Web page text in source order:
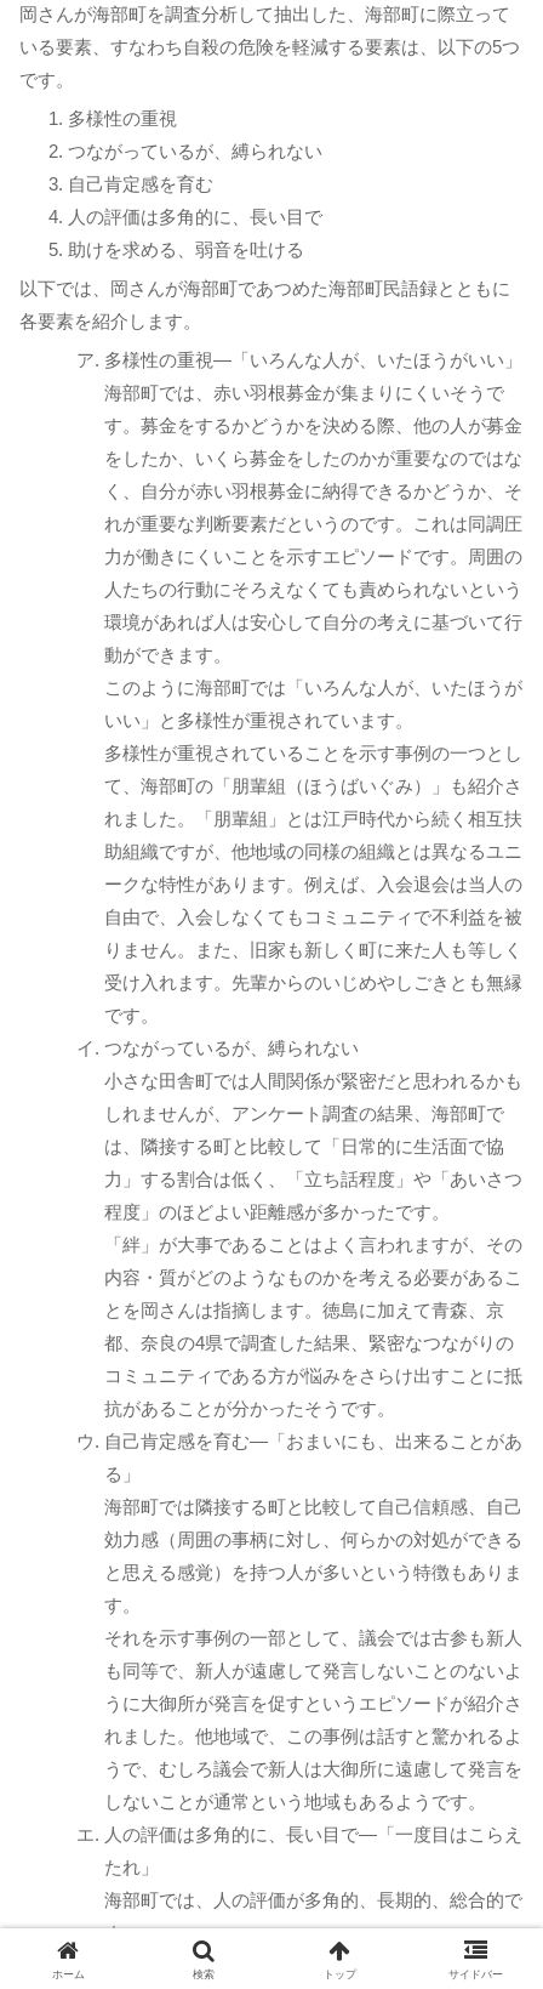
岡さんが海部町を調査分析して抽出した、海部町に際立って
いる要素、すなわち自殺の危険を軽減する要素は、以下の5つ
です。
多様性の重視
つながっているが、縛られない
自己肯定感を育む
人の評価は多角的に、長い目で
助けを求める、弱音を吐ける
以下では、岡さんが海部町であつめた海部町民語録とともに
各要素を紹介します。
多様性の重視―「いろんな人が、いたほうがいい」
海部町では、赤い羽根募金が集まりにくいそうで
す。募金をするかどうかを決める際、他の人が募金
をしたか、いくら募金をしたのかが重要なのではな
く、自分が赤い羽根募金に納得できるかどうか、そ
れが重要な判断要素だというのです。これは同調圧
力が働きにくいことを示すエピソードです。周囲の
人たちの行動にそろえなくても責められないという
環境があれば人は安心して自分の考えに基づいて行
動ができます。
このように海部町では「いろんな人が、いたほうが
いい」と多様性が重視されています。
多様性が重視されていることを示す事例の一つとし
て、海部町の「朋輩組（ほうばいぐみ）」も紹介さ
れました。「朋輩組」とは江戸時代から続く相互扶
助組織ですが、他地域の同様の組織とは異なるユニ
ークな特性があります。例えば、入会退会は当人の
自由で、入会しなくてもコミュニティで不利益を被
りません。また、旧家も新しく町に来た人も等しく
受け入れます。先輩からのいじめやしごきとも無縁
です。
つながっているが、縛られない
小さな田舎町では人間関係が緊密だと思われるかも
しれませんが、アンケート調査の結果、海部町で
は、隣接する町と比較して「日常的に生活面で協
力」する割合は低く、「立ち話程度」や「あいさつ
程度」のほどよい距離感が多かったです。
「絆」が大事であることはよく言われますが、その
内容・質がどのようなものかを考える必要があるこ
とを岡さんは指摘します。徳島に加えて青森、京
都、奈良の4県で調査した結果、緊密なつながりの
コミュニティである方が悩みをさらけ出すことに抵
抗があることが分かったそうです。
自己肯定感を育む―「おまいにも、出来ることがあ
る」
海部町では隣接する町と比較して自己信頼感、自己
効力感（周囲の事柄に対し、何らかの対処ができる
と思える感覚）を持つ人が多いという特徴もありま
す。
それを示す事例の一部として、議会では古参も新人
も同等で、新人が遠慮して発言しないことのないよ
うに大御所が発言を促すというエピソードが紹介さ
れました。他地域で、この事例は話すと驚かれるよ
うで、むしろ議会で新人は大御所に遠慮して発言を
しないことが通常という地域もあるようです。
人の評価は多角的に、長い目で―「一度目はこらえ
たれ」
海部町では、人の評価が多角的、長期的、総合的で
す。
人を学歴や職業で判断するのではなく、その人物の
ホーム 検索 トップ サイドバー